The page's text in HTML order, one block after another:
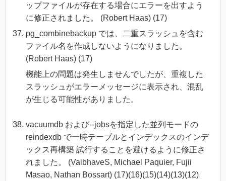
ップファイルが存在する場合にエラーを出すよう
に修正されました。 (Robert Haas) (17)
pg_combinebackup では、二重スラッシュを含む
ファイル名を作成しないようになりました。
(Robert Haas) (17)
機能上の問題は発生しませんでしたが、重複した
スラッシュがエラーメッセージに表示され、混乱
が生じる可能性がありました。
vacuumdb および--jobsを指定した並列モードの
reindexdb で一時テーブルとインデックスのインデ
ックス再構築 試行することを避けるように修正さ
れました。 (VaibhaveS, Michael Paquier, Fujii
Masao, Nathan Bossart) (17)(16)(15)(14)(13)(12)